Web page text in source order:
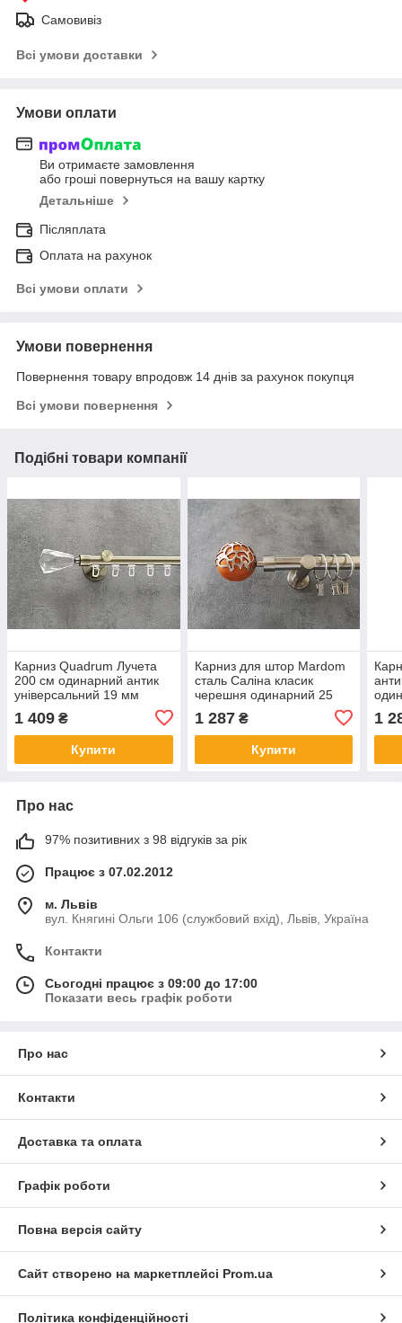
Самовивіз
Всі умови доставки
Умови оплати
Ви отримаєте замовлення
або гроші повернуться на вашу картку
Детальніше
Післяплата
Оплата на рахунок
Всі умови оплати
Умови повернення
Повернення товару впродовж 14 днів за рахунок покупця
Всі умови повернення
Подібні товари компанії
Карниз Quadrum Лучета
200 см одинарний антик
універсальний 19 мм
1 409 ₴
Купити
Карниз для штор Mardom
сталь Саліна класик
черешня одинарний 25
1 287₴
Купити
1
Про нас
97% позитивних з 98 відгуків за рік
Працює з 07.02.2012
м. Львів
вул. Княгині Ольги 106 (службовий вхід), Львів, Україна
Контакти
Сьогодні працює з 09:00 до 17:00
Показати весь графік роботи
Про нас
Контакти
Доставка та оплата
Графік роботи
Повна версія сайту
Сайт створено на маркетплейсі Prom.ua
Політика конфіденційності